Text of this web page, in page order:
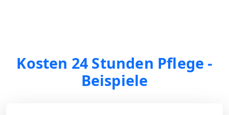
Kosten 24 Stunden Pflege -
Beispiele